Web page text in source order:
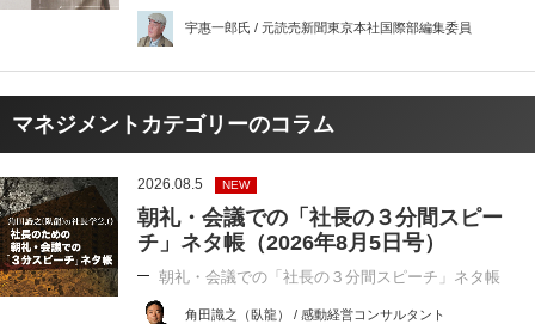
宇惠一郎氏 / 元読売新聞東京本社国際部編集委員
マネジメントカテゴリーのコラム
2026.08.5 NEW
朝礼・会議での「社長の３分間スピー
チ」ネタ帳（2026年8月5日号）
朝礼・会議での「社長の３分間スピーチ」ネタ帳
角田識之（臥龍） / 感動経営コンサルタント